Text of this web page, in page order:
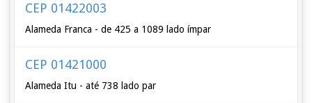
CEP 01422003
Alameda Franca - de 425 a 1089 lado ímpar
CEP 01421000
Alameda Itu - até 738 lado par